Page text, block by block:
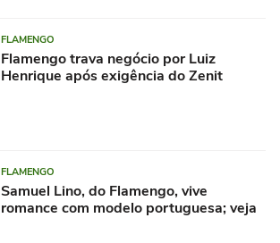
FLAMENGO
Flamengo trava negócio por Luiz
Henrique após exigência do Zenit
FLAMENGO
Samuel Lino, do Flamengo, vive
romance com modelo portuguesa; veja